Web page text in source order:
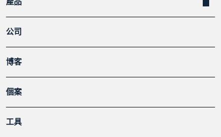
產品
公司
博客
個案
工具